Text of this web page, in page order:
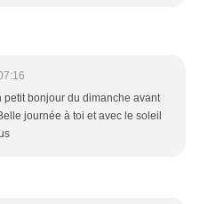
petit bonjour du dimanche avant
journée à toi et avec le soleil